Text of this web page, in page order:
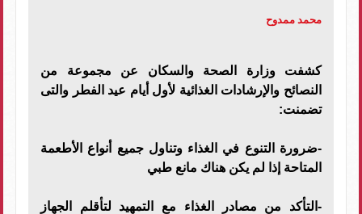
محمد ممدوح
كشفت وزارة الصحة والسكان عن مجموعة من
النصائح والإرشادات الغذائية لأول أيام عيد الفطر والتى
تضمنت:
-ضرورة التنوع في الغذاء وتناول جميع أنواع الأطعمة
المتاحة إذا لم يكن هناك مانع طبي
-التأكد من مصادر الغذاء مع التمهيد لتأقلم الجهاز